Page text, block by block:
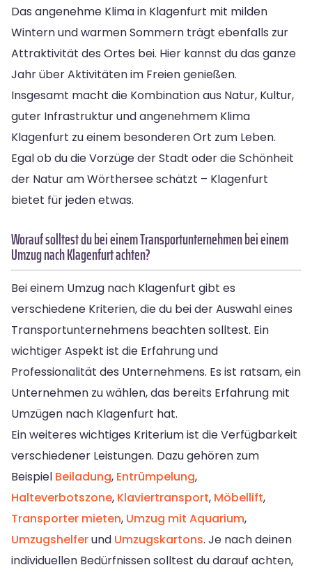
Das angenehme Klima in Klagenfurt mit milden
Wintern und warmen Sommern trägt ebenfalls zur
Attraktivität des Ortes bei. Hier kannst du das ganze
Jahr über Aktivitäten im Freien genießen.
Insgesamt macht die Kombination aus Natur, Kultur,
guter Infrastruktur und angenehmem Klima
Klagenfurt zu einem besonderen Ort zum Leben.
Egal ob du die Vorzüge der Stadt oder die Schönheit
der Natur am Wörthersee schätzt – Klagenfurt
bietet für jeden etwas.
Worauf solltest du bei einem Transportunternehmen bei einem
Umzug nach Klagenfurt achten?
Bei einem Umzug nach Klagenfurt gibt es
verschiedene Kriterien, die du bei der Auswahl eines
Transportunternehmens beachten solltest. Ein
wichtiger Aspekt ist die Erfahrung und
Professionalität des Unternehmens. Es ist ratsam, ein
Unternehmen zu wählen, das bereits Erfahrung mit
Umzügen nach Klagenfurt hat.
Ein weiteres wichtiges Kriterium ist die Verfügbarkeit
verschiedener Leistungen. Dazu gehören zum
Beispiel Beiladung, Entrümpelung,
Halteverbotszone, Klaviertransport, Möbellift,
Transporter mieten, Umzug mit Aquarium,
Umzugshelferund Umzugskartons. Je nach deinen
individuellen Bedürfnissen solltest du darauf achten,